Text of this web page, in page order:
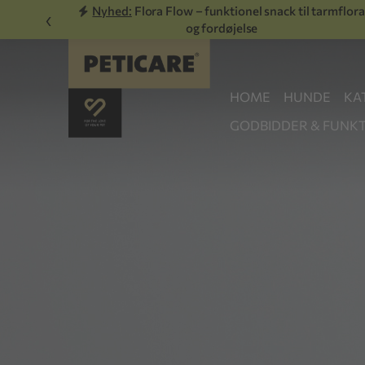
‹ Nyhed: Flora Flow – funktionel snack til tarmflora
og fordøjelse
HOME HUNDE
GODBIDDER &